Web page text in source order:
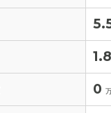
1.8
0